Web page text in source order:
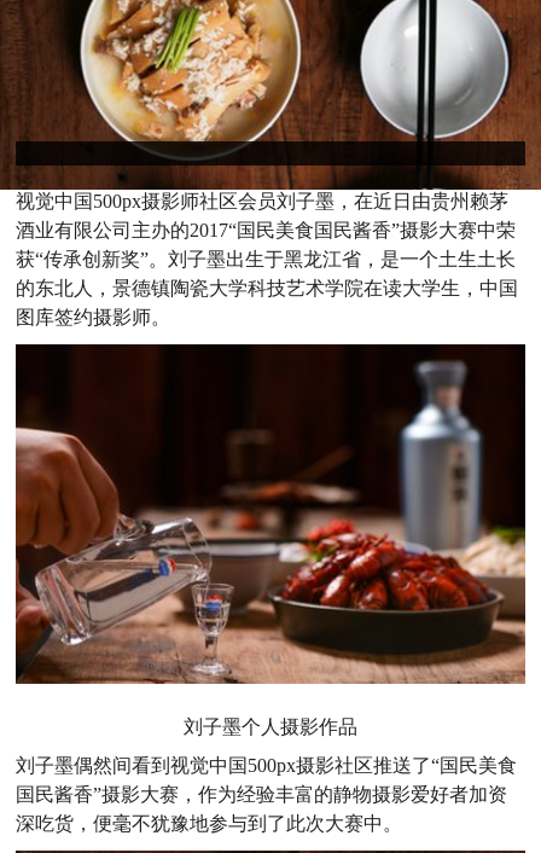
视觉中国500px摄影师社区会员刘子墨 ，在近日由贵州赖茅
酒业有限公司主办的2017“国民美食国民酱香”摄影大赛中荣
获“传承创新奖”。刘子墨出生于黑龙江省，是一个土生土长
的东北人，景德镇陶瓷大学科技艺术学院在读大学生，中国
图库签约摄影师。
刘子墨个人摄影作品
刘子墨偶然间看到视觉中国500px摄影社区推送了“国民美食
国民酱香”摄影大赛，作为经验丰富的静物摄影爱好者加资
深吃货，便毫不犹豫地参与到了此次大赛中。